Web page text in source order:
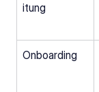
itung
Onboarding